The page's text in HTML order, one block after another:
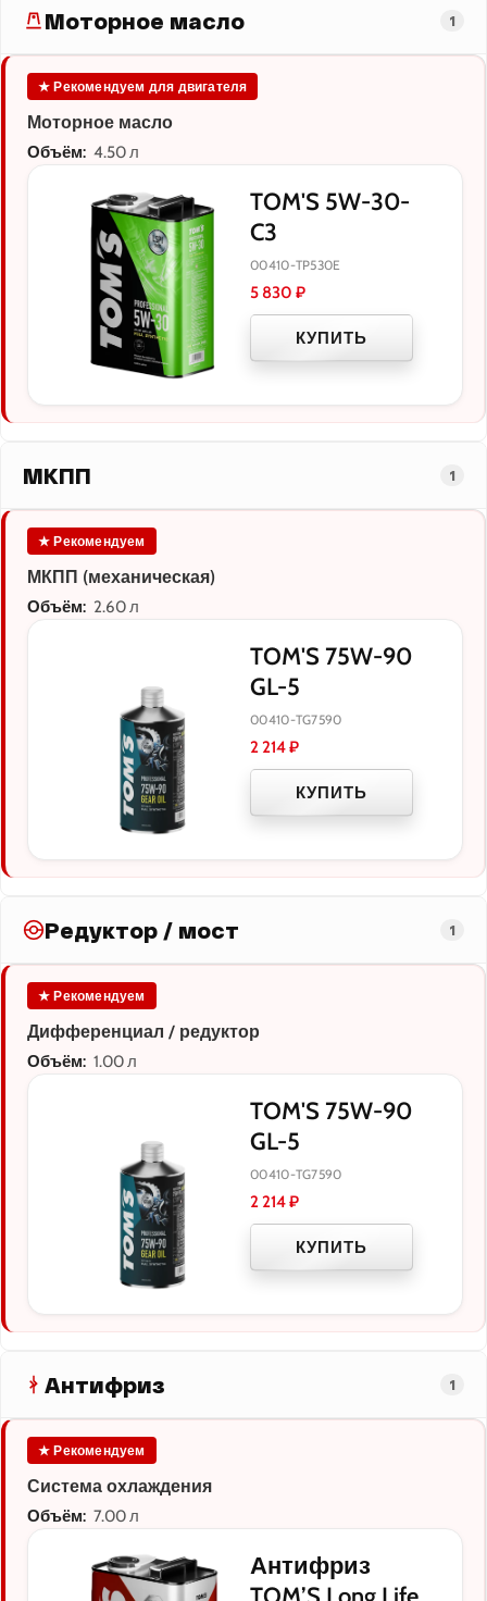
Моторное масло 1
★ Рекомендуем для двигателя
Моторное масло
Объём: 4.50 л
TOM'S 5W-30-
C3
00410-TP530E
5 830 ₽
КУПИТЬ
МКПП 1
★ Рекомендуем
МКПП (механическая)
Объём: 2.60 л
TOM'S 75W-90
GL-5
00410-TG7590
2 214₽
КУПИТЬ
Редуктор / мост 1
★ Рекомендуем
Дифференциал / редуктор
Объём: 1.00 л
TOM'S 75W-90
GL-5
00410-TG7590
2 214₽
КУПИТЬ
Антифриз 1
★ Рекомендуем
Система охлаждения
Объём: 7.00 л
Антифриз